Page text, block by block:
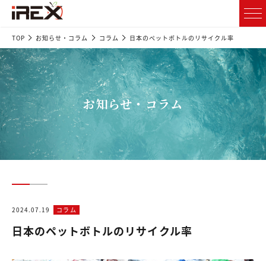
TOP お知らせ・コラム コラム 日本のペットボトルのリサイクル率
お知らせ・コラム
2024.07.19 コラム
日本のペットボトルのリサイクル率